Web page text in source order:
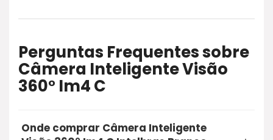
Perguntas Frequentes sobre
Câmera Inteligente Visão
360° Im4 C
Onde comprar Câmera Inteligente